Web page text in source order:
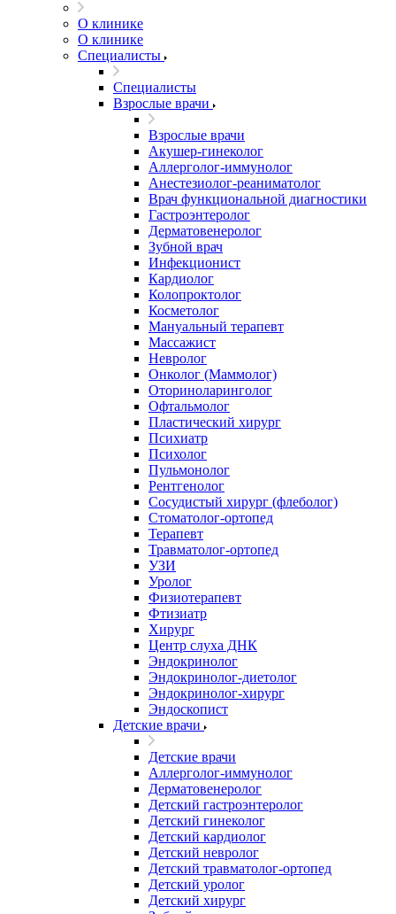
О клинике
О клинике
Специалисты
Специалисты
Взрослые врачи
Взрослые врачи
Акушер-гинеколог
Аллерголог-иммунолог
Анестезиолог-реаниматолог
Врач функциональной диагностики
Гастроэнтеролог
Дерматовенеролог
Зубной врач
Инфекционист
Кардиолог
Колопроктолог
Косметолог
Мануальный терапевт
Массажист
Невролог
Онколог (Маммолог)
Оториноларинголог
Офтальмолог
Пластический хирург
Психиатр
Психолог
Пульмонолог
Рентгенолог
Сосудистый хирург (флеболог)
Стоматолог-ортопед
Терапевт
Травматолог-ортопед
УЗИ
Уролог
Физиотерапевт
Фтизиатр
Хирург
Центр слуха ДНК
Эндокринолог
Эндокринолог-диетолог
Эндокринолог-хирург
Эндоскопист
Детские врачи
Детские врачи
Аллерголог-иммунолог
Дерматовенеролог
Детский гастроэнтеролог
Детский гинеколог
Детский кардиолог
Детский невролог
Детский травматолог-ортопед
Детский уролог
Детский хирург